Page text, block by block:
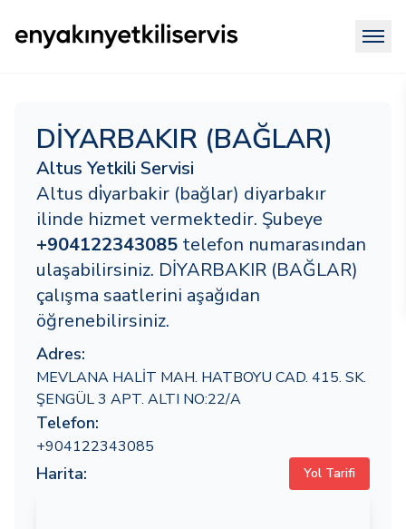
DİYARBAKIR (BAĞLAR)
Altus Yetkili Servisi
Altus di̇yarbakir (bağlar) diyarbakır
ilinde hizmet vermektedir. Şubeye
+904122343085 telefon numarasından
ulaşabilirsiniz. DİYARBAKIR (BAĞLAR)
çalışma saatlerini aşağıdan
öğrenebilirsiniz.
Adres:
MEVLANA HALİT MAH. HATBOYU CAD. 415. SK.
ŞENGÜL 3 APT. ALTI NO:22/A
Telefon:
+904122343085
Harita: Yol Tarifi